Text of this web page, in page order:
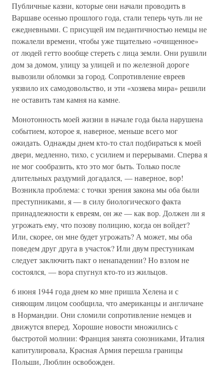
Публичные казни, которые они начали проводить в
Варшаве осенью прошлого года, стали теперь чуть ли не
ежедневными. С присущей им педантичностью немцы не
пожалели времени, чтобы уже тщательно «очищенное»
от людей гетто вообще стереть с лица земли. Они рушили
дом за домом, улицу за улицей и по железной дороге
вывозили обломки за город. Сопротивление евреев
уязвило их самодовольство, и эти «хозяева мира» решили
не оставить там камня на камне.
Монотонность моей жизни в начале года была нарушена
событием, которое я, наверное, меньше всего мог
ожидать. Однажды днем кто-то стал подбираться к моей
двери, медленно, тихо, с усилием и перерывами. Сперва я
не мог сообразить, кто это мог быть. Только после
длительных раздумий догадался, — наверное, вор!
Возникла проблема: с точки зрения закона мы оба были
преступниками, я — в силу биологического факта
принадлежности к евреям, он же — как вор. Должен ли я
угрожать ему, что позову полицию, когда он войдет?
Или, скорее, он мне будет угрожать? А может, мы оба
поведем друг друга в участок? Или двум престуникам
следует заключить пакт о ненападении? Но взлом не
состоялся, — вора спугнул кто-то из жильцов.
6 июня 1944 года днем ко мне пришла Хелена и с
сияющим лицом сообщила, что американцы и англичане
в Нормандии. Они сломили сопротивление немцев и
движутся вперед. Хорошие новости множились с
быстротой молнии: Франция занята союзниками, Италия
капитулировала, Красная Армия перешла границы
Польши, Люблин освобожден.